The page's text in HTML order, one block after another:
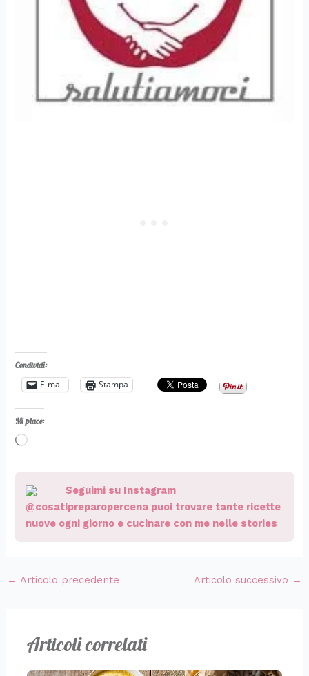
Condividi:
E-mail Stampa
Mi piace:
Caricamento
Seguimi su Instagram
@cosatipreparopercena puoi trovare tante ricette
nuove ogni giorno e cucinare con me nelle stories
← Articolo precedente Articolo successivo →
Articoli correlati